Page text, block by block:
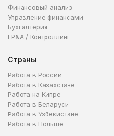
Финансовый анализ
Управление финансами
Бухгалтерия
FP&A / Контроллинг
Страны
Работа в России
Работа в Казахстане
Работа на Кипре
Работа в Беларуси
Работа в Узбекистане
Работа в Польше